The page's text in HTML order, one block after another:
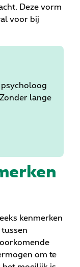
Deze vorm
voor bij
lange
kenmerken
om te